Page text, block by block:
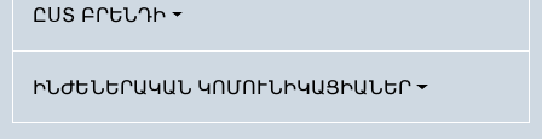
ԸՍՏ ԲՐԵՆԴԻ
ԻՆԺԵՆԵՐԱԿԱՆ ԿՈՄՈՒՆԻԿԱՑԻԱՆԵՐ